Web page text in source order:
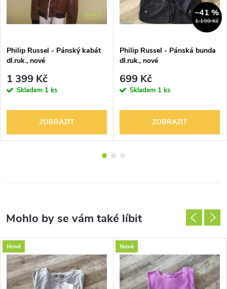
Philip Russel - Pánský kabát
dl.ruk., nové
1 399 Kč
Skladem 1 ks
ZOBRAZIT
1 199 Kč
–41 %
Philip Russel - Pánská bunda
dl.ruk., nové
699 Kč
Skladem 1 ks
ZOBRAZIT
Nové Nové